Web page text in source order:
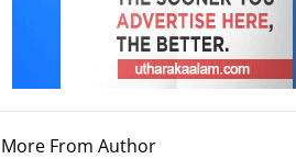
More From Author